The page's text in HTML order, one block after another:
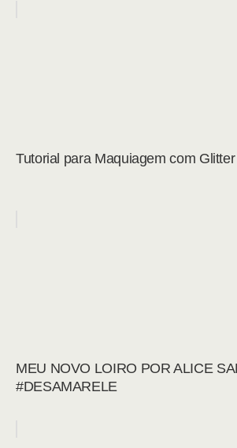
Tutorial para Maquiagem com Glitter
MEU NOVO LOIRO POR ALICE
#DESAMARELE